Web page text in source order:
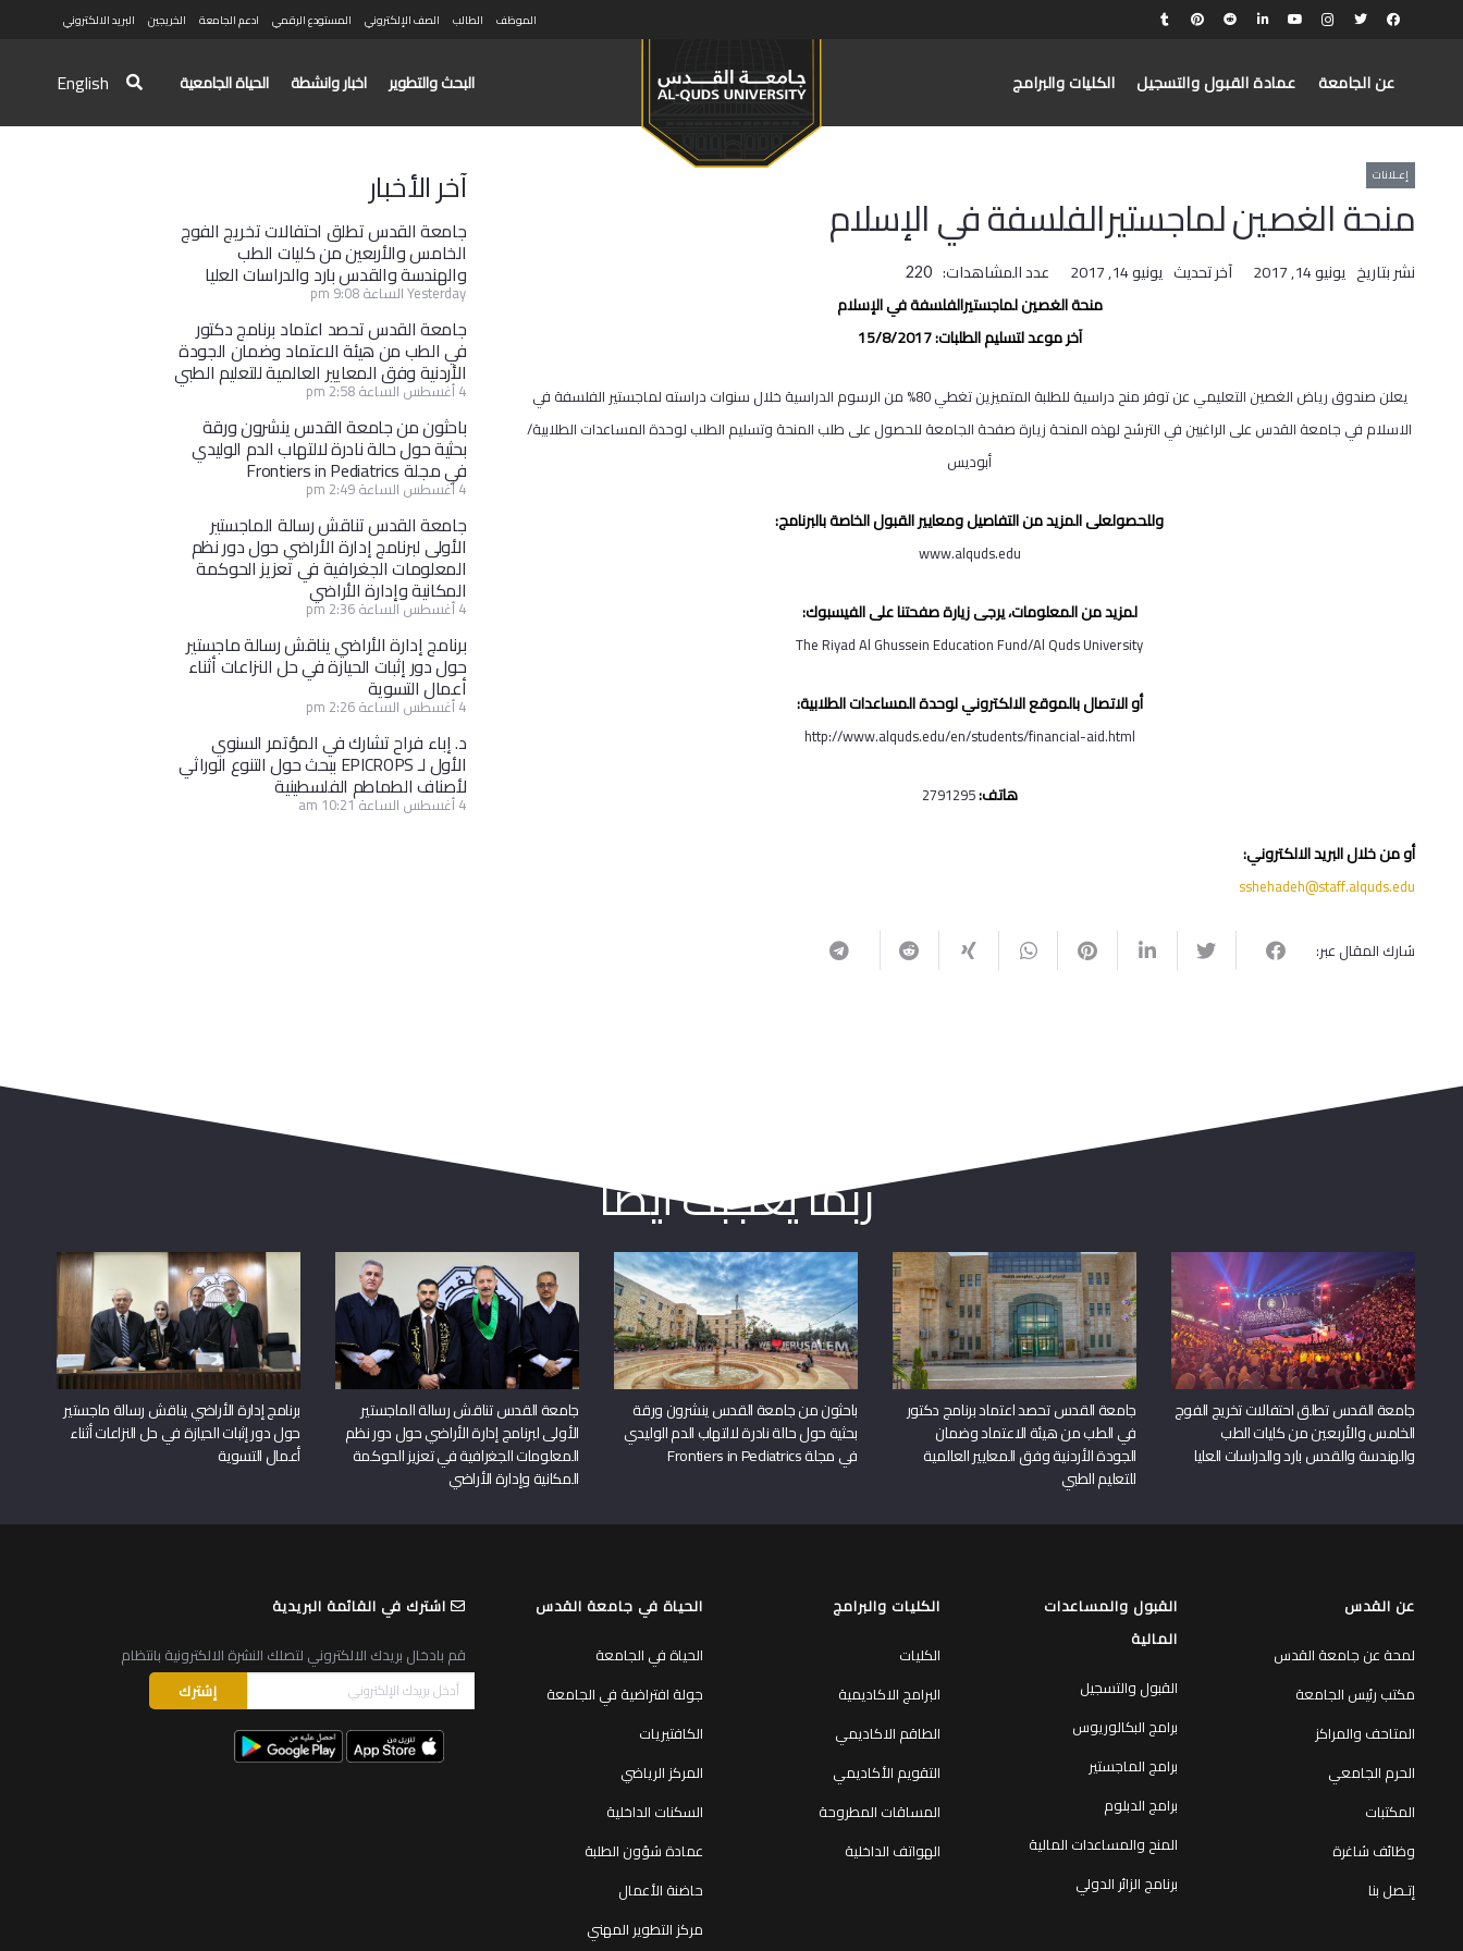
الموظف الطالب الصف الإلكتروني المستودع الرقمي ادعم الجامعة الخريجين البريد الالكتروني
عن الجامعة عمادة القبول والتسجيل الكليات والبرامج البحث والتطوير اخبار وانشطة الحياة الجامعية English
إعـلانات
منحة الغصين لماجستيرالفلسفة في الإسلام
نشر بتاريخ يونيو 14, 2017 آخر تحديث يونيو 14, 2017 عدد المشاهدات: 220
منحة الغصين لماجستيرالفلسفة في الإسلام
آخر موعد لتسليم الطلبات: 15/8/2017
يعلن صندوق رياض الغصين التعليمي عن توفر منح دراسية للطلبة المتميزين تغطي 80% من الرسوم الدراسية خلال سنوات دراسته لماجستير الفلسفة في
الاسلام في جامعة القدس على الراغبين في الترشح لهذه المنحة زيارة صفحة الجامعة للحصول على طلب المنحة وتسليم الطلب لوحدة المساعدات الطلابية/
أبوديس
وللحصولعلى المزيد من التفاصيل ومعايير القبول الخاصة بالبرنامج:
www.alquds.edu
لمزيد من المعلومات، يرجى زيارة صفحتنا على الفيسبوك:
The Riyad Al Ghussein Education Fund/Al Quds University
أو الاتصال بالموقع الالكتروني لوحدة المساعدات الطلابية:
http://www.alquds.edu/en/students/financial-aid.html
هاتف:2791295
أو من خلال البريد الالكتروني:
sshehadeh@staff.alquds.edu
شارك المقال عبر:
آخر الأخبار
جامعة القدس تطلق احتفالات تخريج الفوج
الخامس والأربعين من كليات الطب
والهندسة والقدس بارد والدراسات العليا
Yesterday الساعة 9:08 pm
جامعة القدس تحصد اعتماد برنامج دكتور
في الطب من هيئة الاعتماد وضمان الجودة
الأردنية وفق المعايير العالمية للتعليم الطبي
4 أغسطس الساعة 2:58 pm
باحثون من جامعة القدس ينشرون ورقة
بحثية حول حالة نادرة لالتهاب الدم الوليدي
في مجلة Frontiers in Pediatrics
4 أغسطس الساعة 2:49 pm
جامعة القدس تناقش رسالة الماجستير
الأولى لبرنامج إدارة الأراضي حول دور نظم
المعلومات الجغرافية في تعزيز الحوكمة
المكانية وإدارة الأراضي
4 أغسطس الساعة 2:36 pm
برنامج إدارة الأراضي يناقش رسالة ماجستير
حول دور إثبات الحيازة في حل النزاعات أثناء
أعمال التسوية
4 أغسطس الساعة 2:26 pm
د. إباء فراح تشارك في المؤتمر السنوي
الأول لـ EPICROPS ببحث حول التنوع الوراثي
لأصناف الطماطم الفلسطينية
4 أغسطس الساعة 10:21 am
ربما يعجبك أيضا
جامعة القدس تطلق احتفالات تخريج الفوج
الخامس والأربعين من كليات الطب
والهندسة والقدس بارد والدراسات العليا
جامعة القدس تحصد اعتماد برنامج دكتور
في الطب من هيئة الاعتماد وضمان
الجودة الأردنية وفق المعايير العالمية
للتعليم الطبي
باحثون من جامعة القدس ينشرون ورقة
بحثية حول حالة نادرة لالتهاب الدم الوليدي
في مجلة Frontiers in Pediatrics
جامعة القدس تناقش رسالة الماجستير
الأولى لبرنامج إدارة الأراضي حول دور نظم
المعلومات الجغرافية في تعزيز الحوكمة
المكانية وإدارة الأراضي
برنامج إدارة الأراضي يناقش رسالة ماجستير
حول دور إثبات الحيازة في حل النزاعات أثناء
أعمال التسوية
عن القدس
لمحة عن جامعة القدس
مكتب رئيس الجامعة
المتاحف والمراكز
الحرم الجامعي
المكتبات
وظائف شاغرة
إتـصل بنا
القبول والمساعدات
المالية
القبول والتسجيل
برامج البكالوريوس
برامج الماجستير
برامج الدبلوم
المنح والمساعدات المالية
برنامج الزائر الدولي
الكليات والبرامج
الكليات
البرامج الاكاديمية
الطاقم الاكاديمي
التقويم الأكاديمي
المساقات المطروحة
الهواتف الداخلية
الحياة في جامعة القدس
الحياة في الجامعة
جولة افتراضية في الجامعة
الكافتيريات
المركز الرياضي
السكنات الداخلية
عمادة شؤون الطلبة
حاضنة الأعمال
مركز التطوير المهني
اشترك في القائمة البريدية
قم بادخال بريدك الالكتروني لتصلك النشرة الالكترونية بانتظام